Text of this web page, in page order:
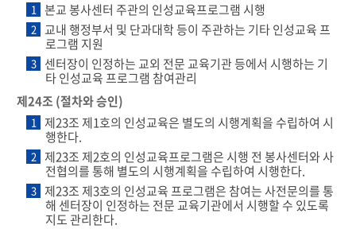
1 본교 봉사센터 주관의 인성교육프로그램 시행
2 교내 행정부서 및 단과대학 등이 주관하는 기타 인성교육 프
로그램 지원
3 센터장이 인정하는 교외 전문 교육기관 등에서 시행하는 기
타 인성교육 프로그램 참여관리
제24조 (절차와 승인)
1
제23조 제1호의 인성교육은 별도의 시행계획을 수립하여 시
행한다.
2 제23조 제2호의 인성교육프로그램은 시행 전 봉사센터와 사
전협의를 통해 별도의 시행계획을 수립하여 시행한다.
3 제23조 제3호의 인성교육 프로그램은 참여는 사전문의를 통
해 센터장이 인정하는 전문 교육기관에서 시행할 수 있도록
지도 관리한다.